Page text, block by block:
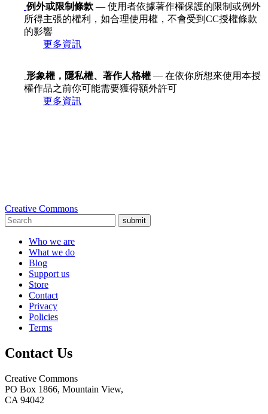
例外或限制條款 — 使用者依據著作權保護的限制或例外
所得主張的權利，如合理使用權，不會受到CC授權條款
的影響
更多資訊
形象權，隱私權、著作人格權 — 在依你所想來使用本授
權作品之前你可能需要獲得額外許可
更多資訊
Creative Commons
submit
Who we are
What we do
Blog
Support us
Store
Contact
Privacy
Policies
Terms
Contact Us
Creative Commons
PO Box 1866, Mountain View,
CA 94042